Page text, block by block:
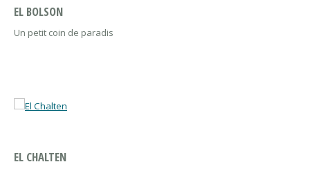
EL BOLSON
Un petit coin de paradis
EL CHALTEN